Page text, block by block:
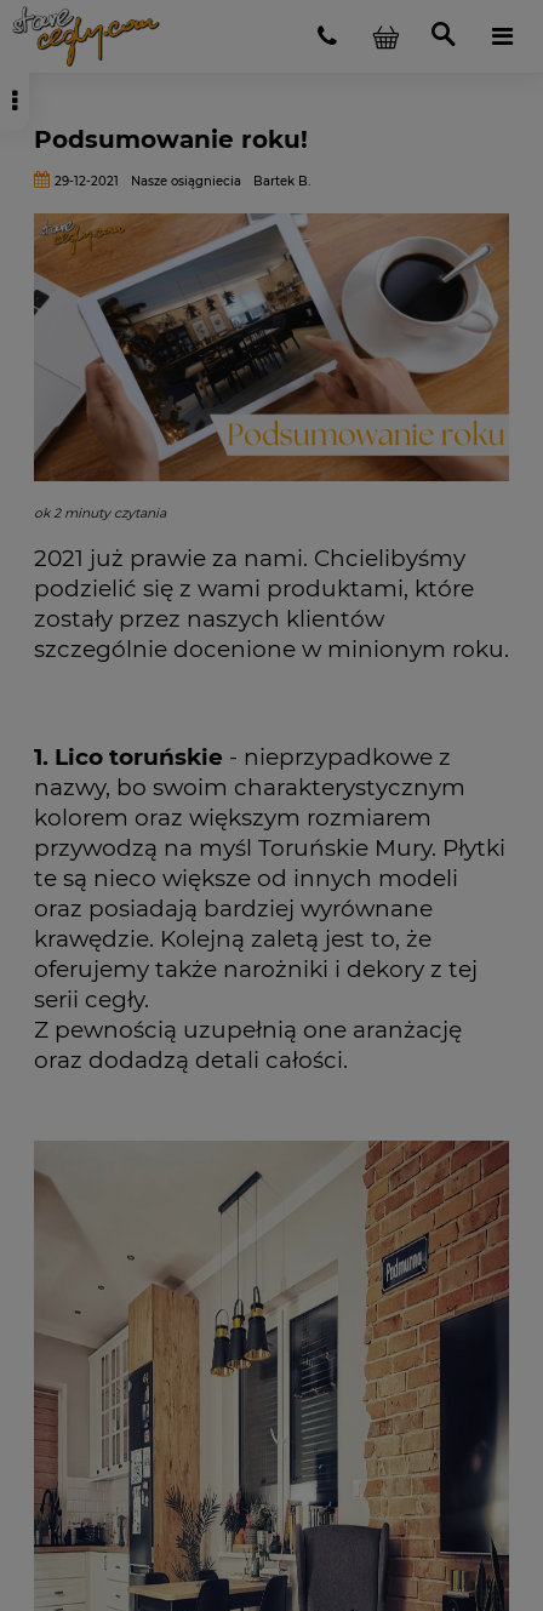
Podsumowanie roku!
29-12-2021 Nasze osiągniecia Bartek B.
ok 2 minuty czytania
2021 już prawie za nami. Chcielibyśmy
podzielić się z wami produktami, które
zostały przez naszych klientów
szczególnie docenione w minionym roku.
1. Lico toruńskie - nieprzypadkowe z
nazwy, bo swoim charakterystycznym
kolorem oraz większym rozmiarem
przywodzą na myśl Toruńskie Mury. Płytki
te są nieco większe od innych modeli
oraz posiadają bardziej wyrównane
krawędzie. Kolejną zaletą jest to, że
oferujemy także narożniki i dekory z tej
serii cegły.
Z pewnością uzupełnią one aranżację
oraz dodadzą detali całości.